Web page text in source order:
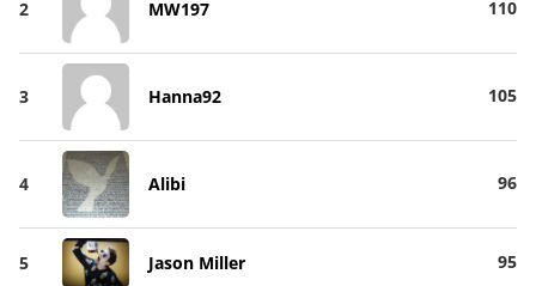
2 MW197 110
3 Hanna92 105
4 Alibi 96
5 Jason Miller 95